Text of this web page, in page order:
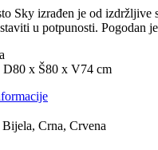
Sky izrađen je od izdržljive
u potpunosti. Pogodan
D80 x Š80 x V74 cm
Crna, Crvena